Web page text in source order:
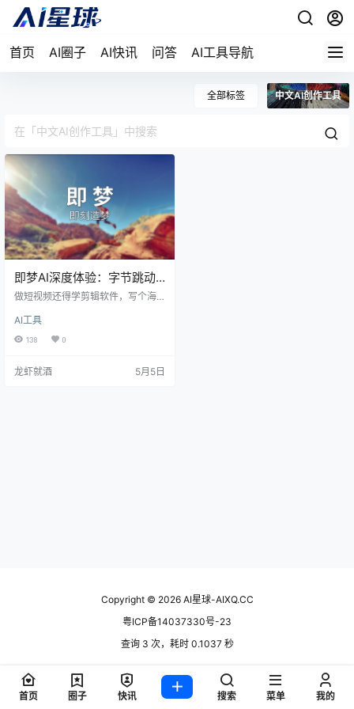
首页 AI圈子 AI快讯 问答 AI工具导航
全部标签 中文AI创作工具
即梦AI深度体验：字节跳动
的AI创作平台到底有多强？
做短视频还得学剪辑软件，写个海
为了打破这些围墙而来的。字节跳
动剪映团队出品，从文生图到文生
ce 2.0模型后，15秒视频四模态混
AI工具
138 0
龙虾就酒 5月5日
Copyright © 2026AI星球-AIXQ.CC
粤ICP备14037330号-23
查询 3 次，耗时 0.1037 秒
首页 圈子 快讯 搜索 菜单 我的